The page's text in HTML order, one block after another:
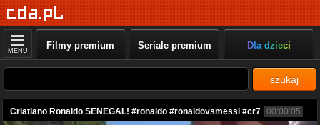
MENU Filmy premium Seriale premium Dla dzieci
szukaj
Criatiano Ronaldo SENEGAL! #ronaldo #ronaldovsmessi #cr7 00:00:05